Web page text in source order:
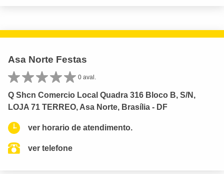
Asa Norte Festas
0 aval.
Q Shcn Comercio Local Quadra 316 Bloco B, S/N,
LOJA 71 TERREO, Asa Norte, Brasília - DF
ver horario de atendimento.
ver telefone